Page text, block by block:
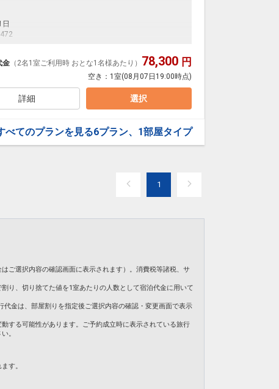
金 （2名1室ご利用時 おとな1名様あたり） 78,300 円
空き： 1室(08月07日19:00時点)
詳細 選択
べてのプランを見る6プラン、1部屋タイプ
1
ご選択内容の確認画面に表示されます）。消費税等諸税、サ
り、切り捨てた値を1室あたりの人数として宿泊代金に用いて
金は、部屋割りを指定後ご選択内容の確認・変更画面で表示
する可能性があります。ご予約成立時に表示されている旅行
。
す。